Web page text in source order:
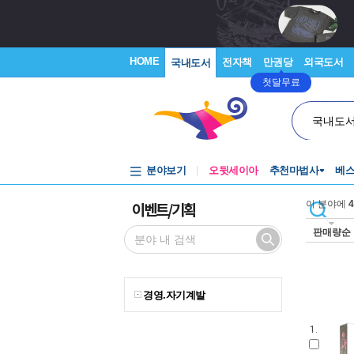
HOME 국내도서 전자책 만권당
첫달무료
외국도서
국내도
분야보기 오뒷세이아 추천마법사 베
이벤트/기획
경영.자기계발
이 분야에
판매량순
1.